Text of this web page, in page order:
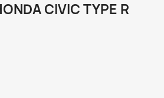
CIVIC TYPE R